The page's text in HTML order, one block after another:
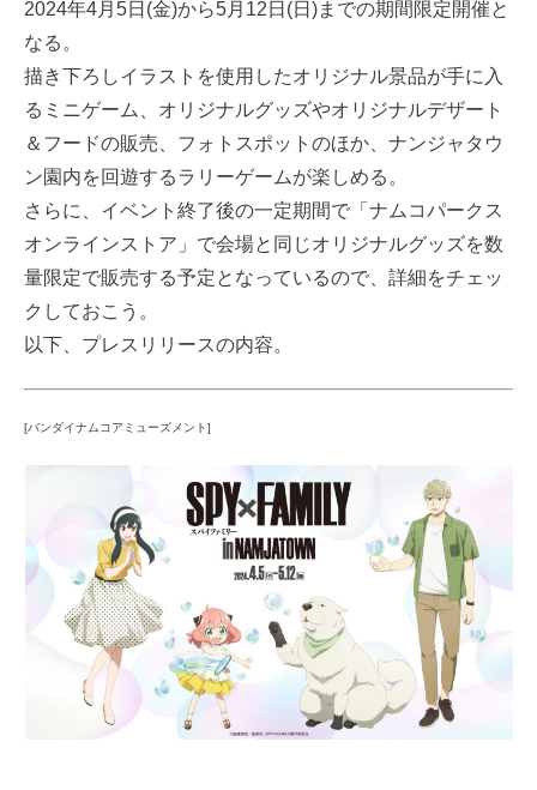
2024年4月5日(金)から5月12日(日)までの期間限定開催と
なる。
描き下ろしイラストを使用したオリジナル景品が手に入
るミニゲーム、オリジナルグッズやオリジナルデザート
＆フードの販売、フォトスポットのほか、ナンジャタウ
ン園内を回遊するラリーゲームが楽しめる。
さらに、イベント終了後の一定期間で「ナムコパークス
オンラインストア」で会場と同じオリジナルグッズを数
量限定で販売する予定となっているので、詳細をチェッ
クしておこう。
以下、プレスリリースの内容。
[バンダイナムコアミューズメント]